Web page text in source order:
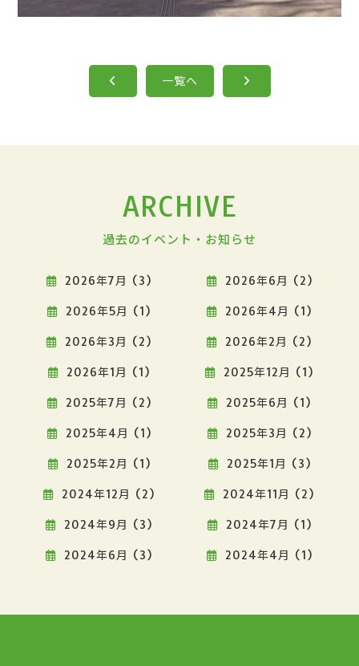
一覧へ
ARCHIVE
過去のイベント・お知らせ
2026年7月 (3) 2026年6月 (2)
2026年5月 (1) 2026年4月 (1)
2026年3月 (2) 2026年2月 (2)
2026年1月 (1) 2025年12月 (1)
2025年7月 (2) 2025年6月 (1)
2025年4月 (1) 2025年3月 (2)
2025年2月 (1) 2025年1月 (3)
2024年12月 (2) 2024年11月 (2)
2024年9月 (3) 2024年7月 (1)
2024年6月 (3) 2024年4月 (1)